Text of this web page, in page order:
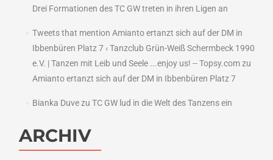
Drei Formationen des TC GW treten in ihren Ligen an
Tweets that mention Amianto ertanzt sich auf der DM in
Ibbenbüren Platz 7 ‹ Tanzclub Grün-Weiß Schermbeck 1990
e.V. | Tanzen mit Leib und Seele ...enjoy us! -- Topsy.comzu
Amianto ertanzt sich auf der DM in Ibbenbüren Platz 7
Bianka Duvezu TC GW lud in die Welt des Tanzens ein
ARCHIV